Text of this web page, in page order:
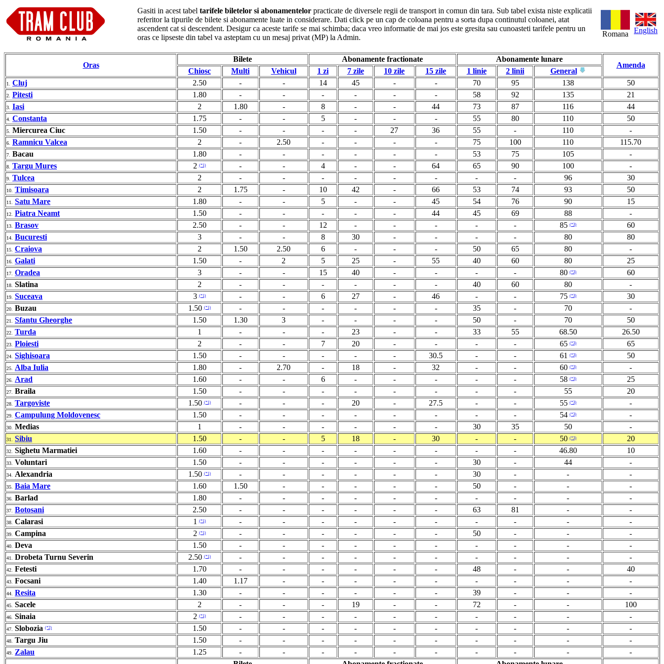
Gasiti in acest tabel tarifele biletelor si abonamentelor practicate de diversele regii de transport in comun din tara. Sub tabel exista niste explicatii
referitor la tipurile de bilete si abonamente luate in considerare. Dati click pe un cap de coloana pentru a sorta dupa continutul coloanei, atat
ascendent cat si descendent. Desigur ca aceste tarife se mai schimba; daca vreo informatie de mai jos este gresita sau cunoasteti tarifele pentru un
oras ce lipseste din tabel va asteptam cu un mesaj privat (MP) la Admin.
Romana English
Oras
Bilete Abonamente fractionate Abonamente lunare
Amenda
Chiosc Multi Vehicul 1 zi 7 zile 10 zile 15 zile 1 linie 2 linii General
1. Cluj 2.50 - - 14 45 - - 70 95 138 50
2. Pitesti 1.80 - - - - - - 58 92 135 21
3. Iasi 2 1.80 - 8 - - 44 73 87 116 44
4. Constanta 1.75 - - 5 - - - 55 80 110 50
5. Miercurea Ciuc 1.50 - - - - 27 36 55 - 110 -
6. Ramnicu Valcea 2 - 2.50 - - - - 75 100 110 115.70
7. Bacau 1.80 - - - - - - 53 75 105 -
8. Targu Mures 2(*1) - - 4 - - 64 65 90 100 -
9. Tulcea 2 - - - - - - - - 96 30
10. Timisoara 2 1.75 - 10 42 - 66 53 74 93 50
11. Satu Mare 1.80 - - 5 - - 45 54 76 90 15
12. Piatra Neamt 1.50 - - - - - 44 45 69 88 -
13. Brasov 2.50 - - 12 - - - - - 85(*3) 60
14. Bucuresti 3 - - 8 30 - - - - 80 80
15. Craiova 2 1.50 2.50 6 - - - 50 65 80 -
16. Galati 1.50 - 2 5 25 - 55 40 60 80 25
17. Oradea 3 - - 15 40 - - - - 80(*3) 60
18. Slatina 2 - - - - - - 40 60 80 -
19. Suceava 3(*1) - - 6 27 - 46 - - 75(*3) 30
20. Buzau 1.50(*1) - - - - - - 35 - 70 -
21. Sfantu Gheorghe 1.50 1.30 3 - - - - 50 - 70 50
22. Turda 1 - - - 23 - - 33 55 68.50 26.50
23. Ploiesti 2 - - 7 20 - - - - 65(*3) 65
24. Sighisoara 1.50 - - - - - 30.5 - - 61(*3) 50
25. Alba Iulia 1.80 - 2.70 - 18 - 32 - - 60(*3) -
26. Arad 1.60 - - 6 - - - - - 58(*3) 25
27. Braila 1.50 - - - - - - - - 55 20
28. Targoviste 1.50(*1) - - - 20 - 27.5 - - 55(*3) -
29. Campulung Moldovenesc 1.50 - - - - - - - - 54(*3) -
30. Medias 1 - - - - - - 30 35 50 -
31. Sibiu 1.50 - - 5 18 - 30 - - 50(*3) 20
32. Sighetu Marmatiei 1.60 - - - - - - - - 46.80 10
33. Voluntari 1.50 - - - - - - 30 - 44 -
34. Alexandria 1.50(*1) - - - - - - 30 - - -
35. Baia Mare 1.60 1.50 - - - - - 50 - - -
36. Barlad 1.80 - - - - - - - - - -
37. Botosani 2.50 - - - - - - 63 81 - -
38. Calarasi 1(*1) - - - - - - - - - -
39. Campina 2(*1) - - - - - - 50 - - -
40. Deva 1.50 - - - - - - - - - -
41. Drobeta Turnu Severin 2.50(*1) - - - - - - - - - -
42. Fetesti 1.70 - - - - - - 48 - - 40
43. Focsani 1.40 1.17 - - - - - - - - -
44. Resita 1.30 - - - - - - 39 - - -
45. Sacele 2 - - - 19 - - 72 - - 100
46. Sinaia 2(*1) - - - - - - - - - -
47. Slobozia (*2) 1.50 - - - - - - - - - -
48. Targu Jiu 1.50 - - - - - - - - - -
49. Zalau 1.25 - - - - - - - - -
-